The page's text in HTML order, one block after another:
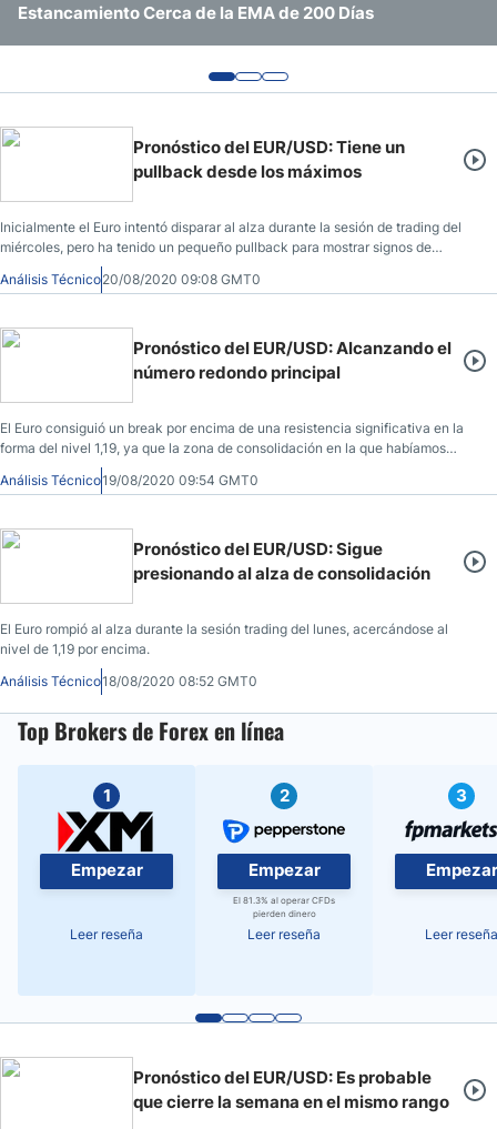
Señales de Trading Gratis y Alertas del Mercado Diario
Estancamiento Cerca de la EMA de 200 Días
Clara
Qué Esperar de la Fed y el BCE
Pronóstico del EUR/USD: Tiene un
pullback desde los máximos
Inicialmente el Euro intentó disparar al alza durante la sesión de trading del
miércoles, pero ha tenido un pequeño pullback para mostrar signos de
agotamiento por encima del nivel de 1.19.
Análisis Técnico20/08/2020 09:08 GMT0
Pronóstico del EUR/USD: Alcanzando el
número redondo principal
El Euro consiguió un break por encima de una resistencia significativa en la
forma del nivel 1,19, ya que la zona de consolidación en la que habíamos
estado se encuentra finalmente en nuestro espejo retrovisor.
Análisis Técnico19/08/2020 09:54 GMT0
Pronóstico del EUR/USD: Sigue
presionando al alza de consolidación
El Euro rompió al alza durante la sesión trading del lunes, acercándose al
nivel de 1,19 por encima.
Análisis Técnico18/08/2020 08:52 GMT0
Top Brokers de Forex en línea
1
Empezar
Leer reseña
2
Empezar
El 81.3% al operar CFDs
pierden dinero
Leer reseña
3
Empezar
Leer reseña
Pronóstico del EUR/USD: Es probable
que cierre la semana en el mismo rango